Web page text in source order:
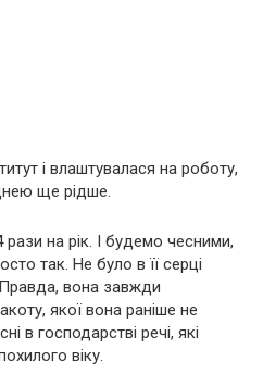
і влаштувалася на роботу,
ще рідше.
на рік. І будемо чесними,
так. Не було в її серці
вона завжди
якої вона раніше не
в господарстві речі, які
віку.